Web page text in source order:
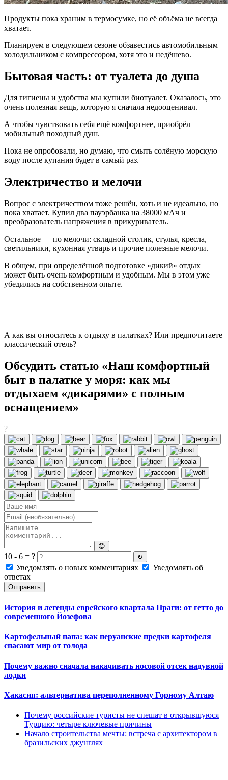
Продукты пока храним в термосумке, но её объёма не всегда
хватает.
Планируем в следующем сезоне обзавестись автомобильным
холодильником с компрессором, хотя это и недёшево.
Бытовая часть: от туалета до душа
Для гигиены и удобства мы купили биотуалет. Оказалось, это
очень полезная вещь, которую я сначала недооценивал.
А чтобы чувствовать себя ещё комфортнее, приобрёл
мобильный походный душ.
Пока не опробовали, но думаю, что смыть солёную морскую
воду после купания будет в самый раз.
Электричество и мелочи
Вопрос с электричеством тоже решён, хоть и не идеально, но
пока хватает. Купил два пауэрбанка на 38000 мАч и
преобразователь напряжения в прикуриватель.
Остальное — по мелочи: складной столик, стулья, кресла,
светильники, кухонная утварь и прочие полезные мелочи.
В общем, при определённой подготовке «дикий» отдых
может быть очень комфортным и удобным. Мы в этом уже
убедились на собственном опыте.
А как вы относитесь к отдыху в палатках? Или предпочитаете
классический отель?
Обсудить статью «Наш комфортный
быт в палатке у моря: как мы
отдыхаем «дикарями» с полным
оснащением»
?
😊
10 - 6 = ? ↻
Уведомлять о новых комментариях
Уведомлять об
ответах
Отправить
История и легенды еврейского квартала Праги: от гетто до
современного Йозефова
Картофельный папа: как перуанские предки картофеля
спасают мир от голода
Почему важно сначала накачивать носовой отсек надувной
лодки
Хакасия: альтернатива переполненному Горному Алтаю
Почему российские туристы не спешат в открывшуюся
Турцию: четыре ключевые причины
Начало строительства мечты: встреча с архитектором в
бразильских джунглях